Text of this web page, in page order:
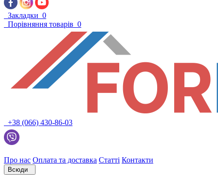
Закладки 0
Порівняння товарів 0
+38 (066) 430-86-03
Про нас Оплата та доставка Статті Контакти
Всюди